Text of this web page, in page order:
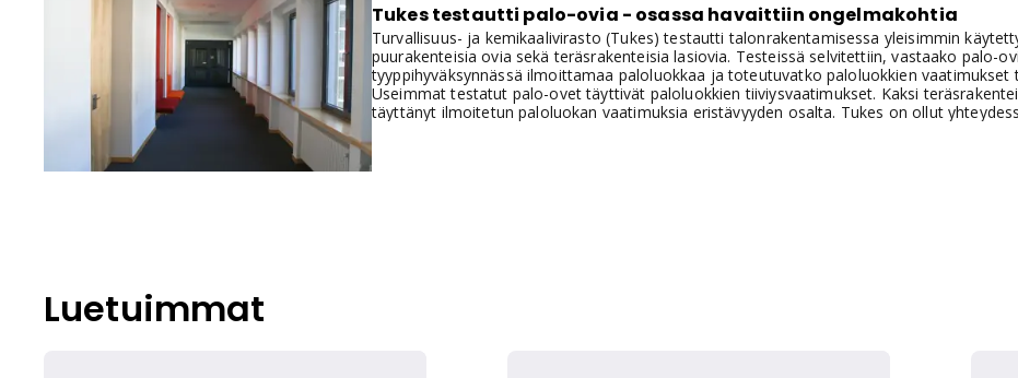
Tukes testautti palo-ovia - osassa havaittiin ongelmakohtia
Turvallisuus- ja kemikaalivirasto (Tukes) testautti talonrakentamisessa yleisimmin
puurakenteisia ovia sekä teräsrakenteisia lasiovia. Testeissä selvitettiin, vastaako palo-
tyyppihyväksynnässä ilmoittamaa paloluokkaa ja toteutuvatko paloluokkien vaatimukset
Useimmat testatut palo-ovet täyttivät paloluokkien tiiviysvaatimukset. Kaksi
täyttänyt ilmoitetun paloluokan vaatimuksia eristävyyden osalta. Tukes on ollut
Luetuimmat